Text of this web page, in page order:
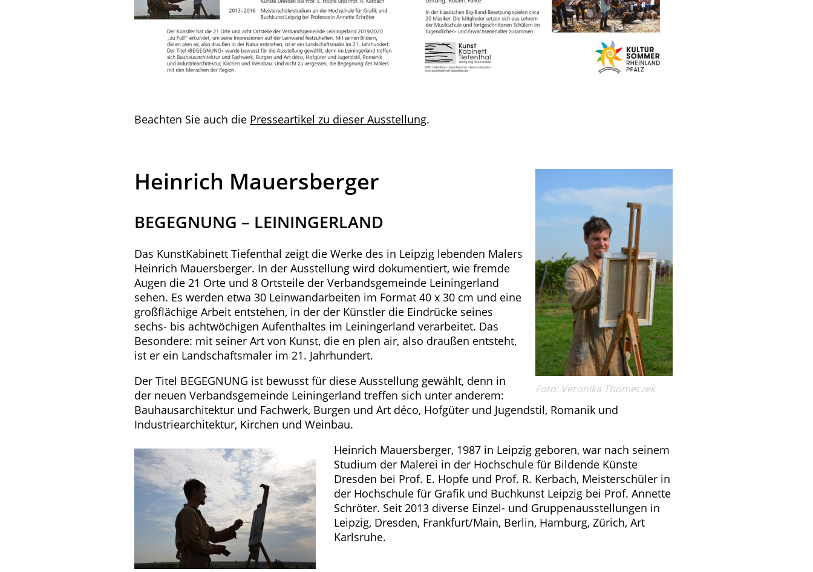
Beachten Sie auch die Presseartikel zu dieser Ausstellung.
Foto: Veronika Thomeczek
Heinrich Mauersberger
BEGEGNUNG – LEININGERLAND
Das KunstKabinett Tiefenthal zeigt die Werke des in Leipzig lebenden Malers
Heinrich Mauersberger. In der Ausstellung wird dokumentiert, wie fremde
Augen die 21 Orte und 8 Ortsteile der Verbandsgemeinde Leiningerland
sehen. Es werden etwa 30 Leinwandarbeiten im Format 40 x 30 cm und eine
großflächige Arbeit entstehen, in der der Künstler die Eindrücke seines
sechs- bis achtwöchigen Aufenthaltes im Leiningerland verarbeitet. Das
Besondere: mit seiner Art von Kunst, die en plen air, also draußen entsteht,
ist er ein Landschaftsmaler im 21. Jahrhundert.
Der Titel BEGEGNUNG ist bewusst für diese Ausstellung gewählt, denn in
der neuen Verbandsgemeinde Leiningerland treffen sich unter anderem:
Bauhausarchitektur und Fachwerk, Burgen und Art déco, Hofgüter und Jugendstil, Romanik und
Industriearchitektur, Kirchen und Weinbau.
Heinrich Mauersberger, 1987 in Leipzig geboren, war nach seinem
Studium der Malerei in der Hochschule für Bildende Künste
Dresden bei Prof. E. Hopfe und Prof. R. Kerbach, Meisterschüler in
der Hochschule für Grafik und Buchkunst Leipzig bei Prof. Annette
Schröter. Seit 2013 diverse Einzel- und Gruppenausstellungen in
Leipzig, Dresden, Frankfurt/Main, Berlin, Hamburg, Zürich, Art
Karlsruhe.